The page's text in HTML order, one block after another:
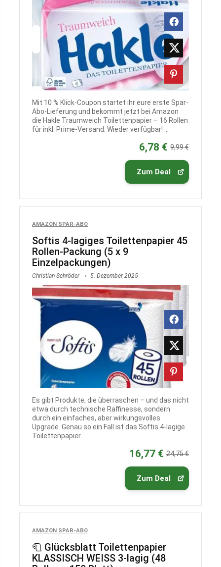
Mit 10 % Klick-Coupon startet ihr eure erste Spar-
Abo-Lieferung und bekommt jetzt bei Amazon
die Hakle Traumweich Toilettenpapier – 16 Rollen
für inkl. Prime-Versand. Wieder verfügbar! ...
6,78 € 9,99 €
Zum Deal
AMAZON SPAR-ABO
Softis 4-lagiges Toilettenpapier 45
Rollen-Packung (5 x 9
Einzelpackungen)
Christian Schröder 5. Dezember 2025
Es gibt Produkte, die überraschen – und das nicht
etwa durch technische Raffinesse, sondern
durch ein einfaches, aber wirkungsvolles
Upgrade. Genau so ein Fall ist das Softis 4-lagige
Toilettenpapier ...
16,77 € 24,75 €
Zum Deal
AMAZON SPAR-ABO
🧻 Glücksblatt Toilettenpapier
KLASSISCH WEISS 3-lagig (48